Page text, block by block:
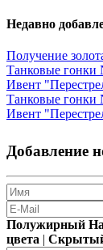
Недавно
Получение
Танковые гонки
Ивент
Танковые гонки
Ивент
Добавление
Полужирный
цвета |